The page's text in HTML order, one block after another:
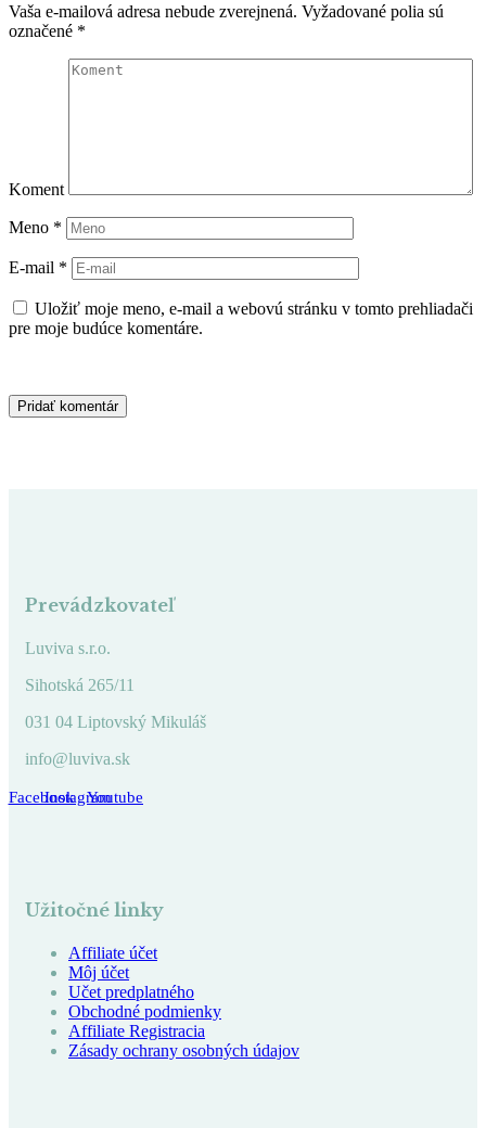
Vaša e-mailová adresa nebude zverejnená. Vyžadované polia sú
označené *
Koment
Meno *
E-mail *
Uložiť moje meno, e-mail a webovú stránku v tomto prehliadači
pre moje budúce komentáre.
Prevádzkovateľ
Luviva s.r.o.
Sihotská 265/11
031 04 Liptovský Mikuláš
info@luviva.sk
FacebookInstagramYoutube
Užitočné linky
Affiliate účet
Môj účet
Učet predplatného
Obchodné podmienky
Affiliate Registracia
Zásady ochrany osobných údajov